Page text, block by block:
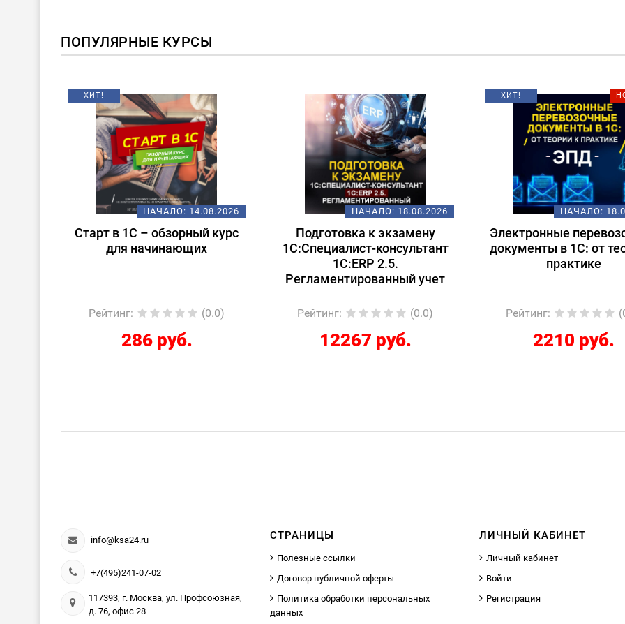
ПОПУЛЯРНЫЕ КУРСЫ
ХИТ!
НАЧАЛО: 14.08.2026
Старт в 1С – обзорный курс
для начинающих
Рейтинг: (0.0)
286 руб.
НАЧАЛО: 18.08.2026
Подготовка к экзамену
1С:Специалист-консультант
1С:ERP 2.5.
Регламентированный учет
Рейтинг: (0.0)
12267 руб.
ХИТ!
НАЧАЛО:
Электронные
документы в 1С: от
практике
Рейтинг:
2210 руб.
info@ksa24.ru
+7(495)241-07-02
117393, г. Москва, ул. Профсоюзная,
д. 76, офис 28
СТРАНИЦЫ
Полезные ссылки
Договор публичной оферты
Политика обработки персональных
данных
ЛИЧНЫЙ КАБИНЕТ
Личный кабинет
Войти
Регистрация